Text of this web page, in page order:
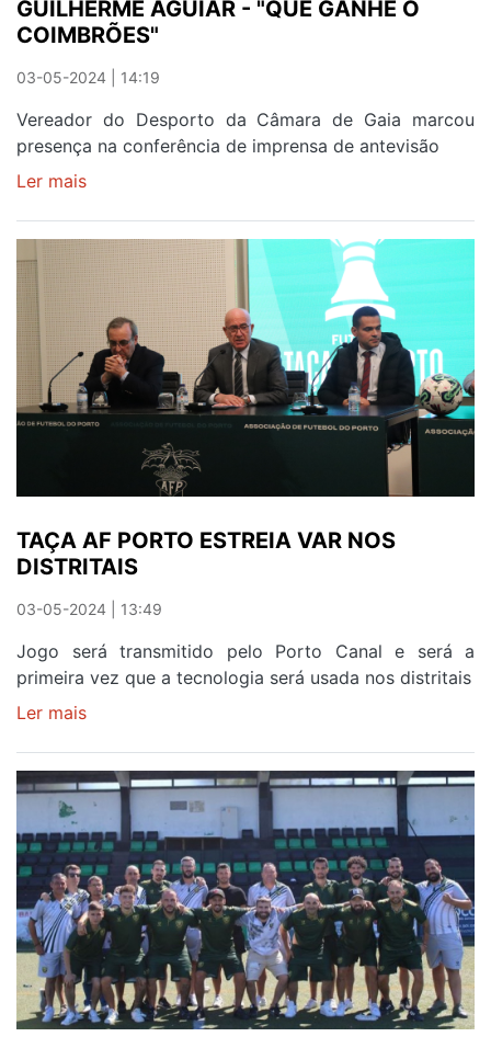
GUILHERME AGUIAR - "QUE GANHE O
COIMBRÕES"
03-05-2024 | 14:19
Vereador do Desporto da Câmara de Gaia marcou
presença na conferência de imprensa de antevisão
Ler mais
"QUE
GANHE
O
COIMBRÕES"
TAÇA AF PORTO ESTREIA VAR NOS
DISTRITAIS
03-05-2024 | 13:49
Jogo será transmitido pelo Porto Canal e será a
primeira vez que a tecnologia será usada nos distritais
Ler mais
AF
PORTO
ESTREIA
VAR
NOS
DISTRITAIS